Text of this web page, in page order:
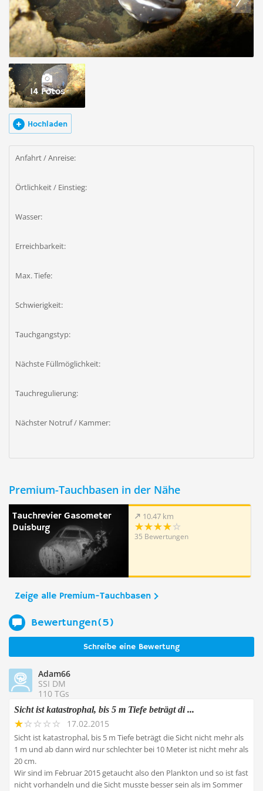
14 Fotos
Hochladen
Anfahrt / Anreise:
Örtlichkeit / Einstieg:
Wasser:
Erreichbarkeit:
Max. Tiefe:
Schwierigkeit:
Tauchgangstyp:
Nächste Füllmöglichkeit:
Tauchregulierung:
Nächster Notruf / Kammer:
Premium-Tauchbasen in der Nähe
Tauchrevier Gasometer
Duisburg
10.47 km
35 Bewertungen
Zeige alle Premium-Tauchbasen
Bewertungen(5)
Schreibe eine Bewertung
Adam66
SSI DM
110 TGs
Sicht ist katastrophal, bis 5 m Tiefe beträgt di ...
17.02.2015
Sicht ist katastrophal, bis 5 m Tiefe beträgt die Sicht nicht mehr als
1 m und ab dann wird nur schlechter bei 10 Meter ist nicht mehr als
20 cm.
Wir sind im Februar 2015 getaucht also den Plankton und so ist fast
nicht vorhandeln und die Sicht musste besser sein als im Sommer